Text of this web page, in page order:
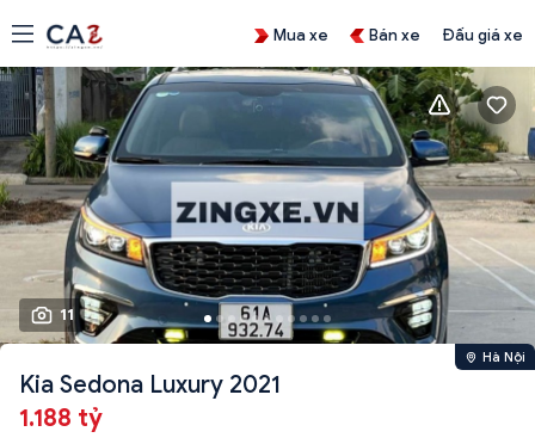
Mua xe Bán xe Đấu giá xe
11
Hà Nội
Kia Sedona Luxury 2021
1.188 tỷ